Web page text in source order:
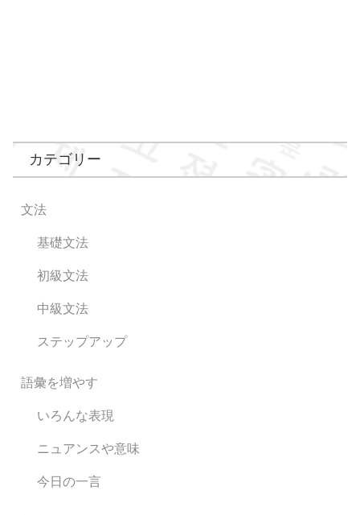
カテゴリー
文法
基礎文法
初級文法
中級文法
ステップアップ
語彙を増やす
いろんな表現
ニュアンスや意味
今日の一言